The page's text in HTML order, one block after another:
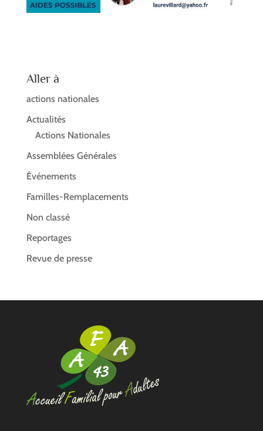
Aller à
actions nationales
Actualités
Actions Nationales
Assemblées Générales
Événements
Familles-Remplacements
Non classé
Reportages
Revue de presse